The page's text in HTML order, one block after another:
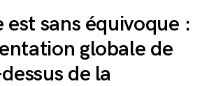
est sans équivoque :
globale de
de la